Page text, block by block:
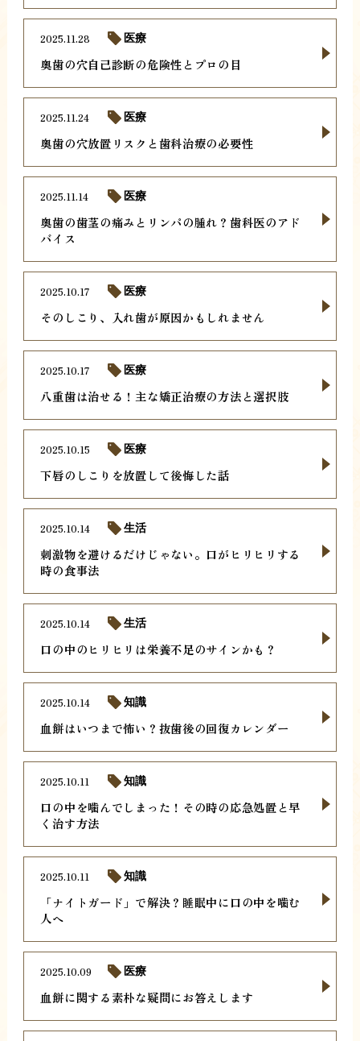
奥歯の穴自己診断の危険性とプロの目
2025.11.28 医療
奥歯の穴放置リスクと歯科治療の必要性
2025.11.24 医療
奥歯の歯茎の痛みとリンパの腫れ？歯科医のアド
バイス
2025.11.14 医療
そのしこり、入れ歯が原因かもしれません
2025.10.17 医療
八重歯は治せる！主な矯正治療の方法と選択肢
2025.10.17 医療
下唇のしこりを放置して後悔した話
2025.10.15 医療
刺激物を避けるだけじゃない。口がヒリヒリする
時の食事法
2025.10.14 生活
口の中のヒリヒリは栄養不足のサインかも？
2025.10.14 生活
血餅はいつまで怖い？抜歯後の回復カレンダー
2025.10.14 知識
口の中を噛んでしまった！その時の応急処置と早
く治す方法
2025.10.11 知識
「ナイトガード」で解決？睡眠中に口の中を噛む
人へ
2025.10.11 知識
血餅に関する素朴な疑問にお答えします
2025.10.09 医療